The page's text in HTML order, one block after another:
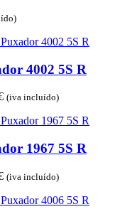
4002 5S R
Price
10.63€
75.78€
(iva incluído)
1967 5S R
Price
10.63€
(iva incluído)